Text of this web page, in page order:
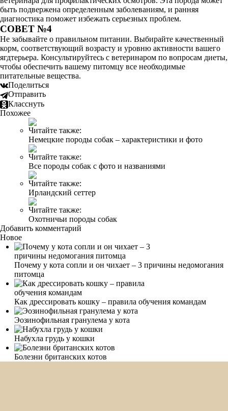
быть подвержена определенным заболеваниям, и ранняя
диагностика поможет избежать серьезных проблем.
СОВЕТ №4
Не забывайте о правильном питании. Выбирайте качественный
корм, соответствующий возрасту и уровню активности вашего
ягдтерьера. Консультируйтесь с ветеринаром по вопросам диеты,
чтобы обеспечить вашему питомцу все необходимые
питательные вещества.
Поделиться
Отправить
Класснуть
Похожее
Читайте также:
Немецкие породы собак – характеристики и фото
Читайте также:
Все породы собак с фото и названиями
Читайте также:
Ирландский сеттер
Читайте также:
Охотничьи породы собак
Добавить комментарий
Новое
Почему у кота сопли и он чихает – 3 причины недомогания
питомца
Как дрессировать кошку – правила обучения командам
Эозинофильная гранулема у кота
Набухла грудь у кошки
Болезни британских котов